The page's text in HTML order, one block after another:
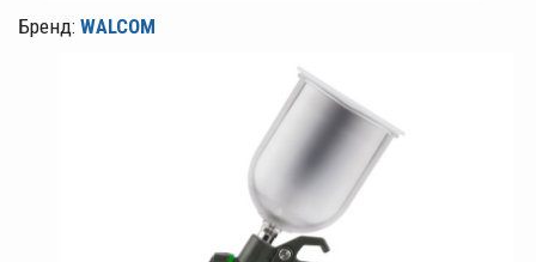
Бренд: WALCOM